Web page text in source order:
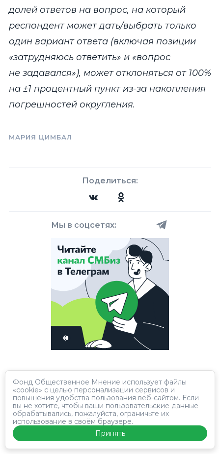
Фонд Общественное Мнение использует файлы
«cookie» с целью персонализации сервисов и
повышения удобства пользования веб-сайтом. Если
вы не хотите, чтобы ваши пользовательские данные
обрабатывались, пожалуйста, ограничьте их
использование в своём браузере.
Принять
долей ответов на вопрос, на который
респондент может дать/выбрать только
один вариант ответа (включая позиции
«затрудняюсь ответить» и «вопрос
не задавался»), может отклоняться от 100%
на ±1 процентный пункт из-за накопления
погрешностей округления.
МАРИЯ ЦИМБАЛ
Поделиться:
Мы в соцсетях: